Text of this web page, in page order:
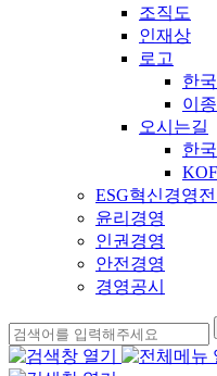
조직도
인재상
로고
한
이
오시는길
한
ESG혁신경영
윤리경영
인권경영
안전경영
경영공시